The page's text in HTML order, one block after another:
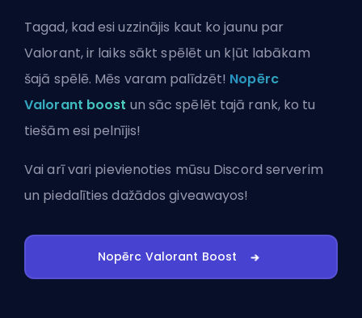
Tagad, kad esi uzzinājis kaut ko jaunu par
Valorant, ir laiks sākt spēlēt un kļūt labākam
šajā spēlē. Mēs varam palīdzēt! Nopērc
Valorant boost un sāc spēlēt tajā rank, ko tu
tiešām esi pelnījis!
Vai arī vari pievienoties mūsu Discord serverim
un piedalīties dažādos giveawayos!
Nopērc Valorant Boost